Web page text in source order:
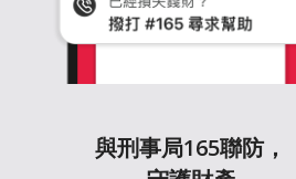
與刑事局165聯防，